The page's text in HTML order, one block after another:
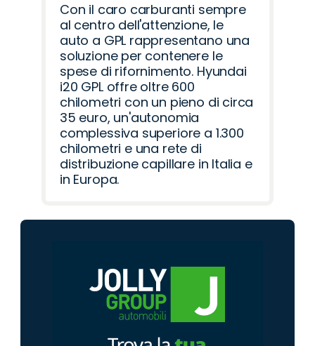
Con il caro carburanti sempre
al centro dell'attenzione, le
auto a GPL rappresentano una
soluzione per contenere le
spese di rifornimento. Hyundai
i20 GPL offre oltre 600
chilometri con un pieno di circa
35 euro, un'autonomia
complessiva superiore a 1.300
chilometri e una rete di
distribuzione capillare in Italia e
in Europa.